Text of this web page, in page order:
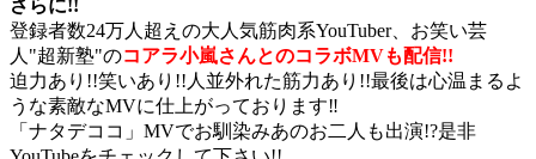
さらに!!
登録者数24万人超えの大人気筋肉系YouTuber、お笑い芸
人"超新塾"のコアラ小嵐さんとのコラボMVも配信!!
迫力あり!!笑いあり!!人並外れた筋力あり!!最後は心温まるよ
うな素敵なMVに仕上がっております‼️
「ナタデココ」MVでお馴染みあのお二人も出演!?是非